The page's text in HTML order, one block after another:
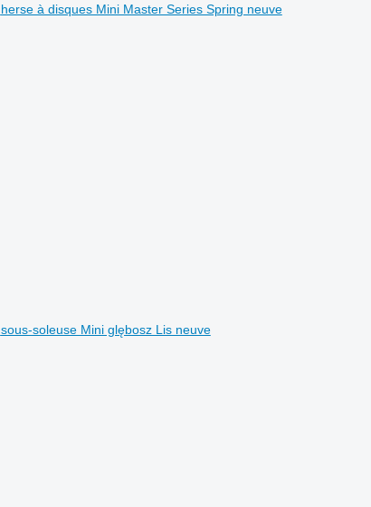
herse à disques Mini Master Series Spring neuve
sous-soleuse Mini glębosz Lis neuve